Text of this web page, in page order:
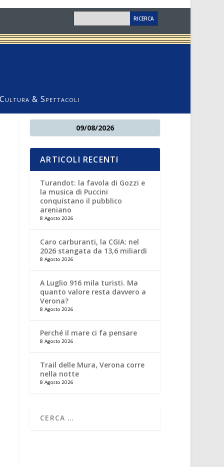
Cultura & Spettacoli
09/08/2026
ARTICOLI RECENTI
Turandot: la favola di Gozzi e
la musica di Puccini
conquistano il pubblico
areniano
8 Agosto 2026
Caro carburanti, la CGIA: nel
2026 stangata da 13,6 miliardi
8 Agosto 2026
A Luglio 916 mila turisti. Ma
quanto valore resta davvero a
Verona?
8 Agosto 2026
Perché il mare ci fa pensare
8 Agosto 2026
Trail delle Mura, Verona corre
nella notte
8 Agosto 2026